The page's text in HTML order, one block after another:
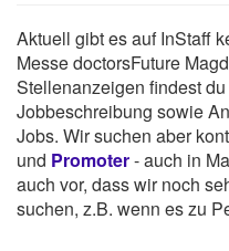
Aktuell gibt es auf InStaff
Messe doctorsFuture
Stellenanzeigen findest
Jobbeschreibung sowie
Jobs. Wir suchen aber
und Promoter- auch in
auch vor, dass wir noch
suchen, z.B. wenn es zu